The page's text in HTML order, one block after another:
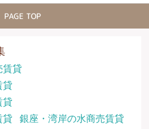
PAGE TOP
賃貸
貸
貸
貸
銀座・湾岸の水商売賃貸